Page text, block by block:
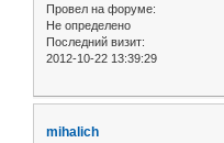
Провел на форуме:
Не определено
Последний визит:
2012-10-22 13:39:29
mihalich